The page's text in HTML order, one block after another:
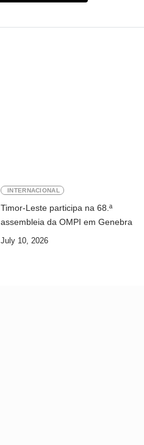
INTERNACIONAL
Timor-Leste participa na 68.ª
assembleia da OMPI em Genebra
July 10, 2026